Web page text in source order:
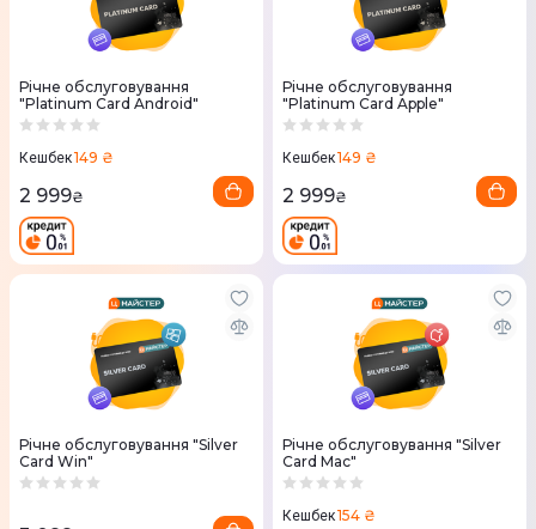
Річне обслуговування
"Platinum Card Android"
Кешбек149 ₴
2 999₴
Річне обслуговування
"Platinum Card Apple"
Кешбек149 ₴
2 999₴
Річне обслуговування "Silver
Card Win"
Річне обслуговування "Silver
Card Mac"
Кешбек154 ₴